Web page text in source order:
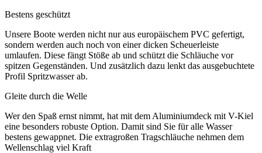
Bestens geschützt
Unsere Boote werden nicht nur aus europäischem PVC gefertigt,
sondern werden auch noch von einer dicken Scheuerleiste
umlaufen. Diese fängt Stöße ab und schützt die Schläuche vor
spitzen Gegenständen. Und zusätzlich dazu lenkt das ausgebuchtete
Profil Spritzwasser ab.
Gleite durch die Welle
Wer den Spaß ernst nimmt, hat mit dem Aluminiumdeck mit V-Kiel
eine besonders robuste Option. Damit sind Sie für alle Wasser
bestens gewappnet. Die extragroßen Tragschläuche nehmen dem
Wellenschlag viel Kraft